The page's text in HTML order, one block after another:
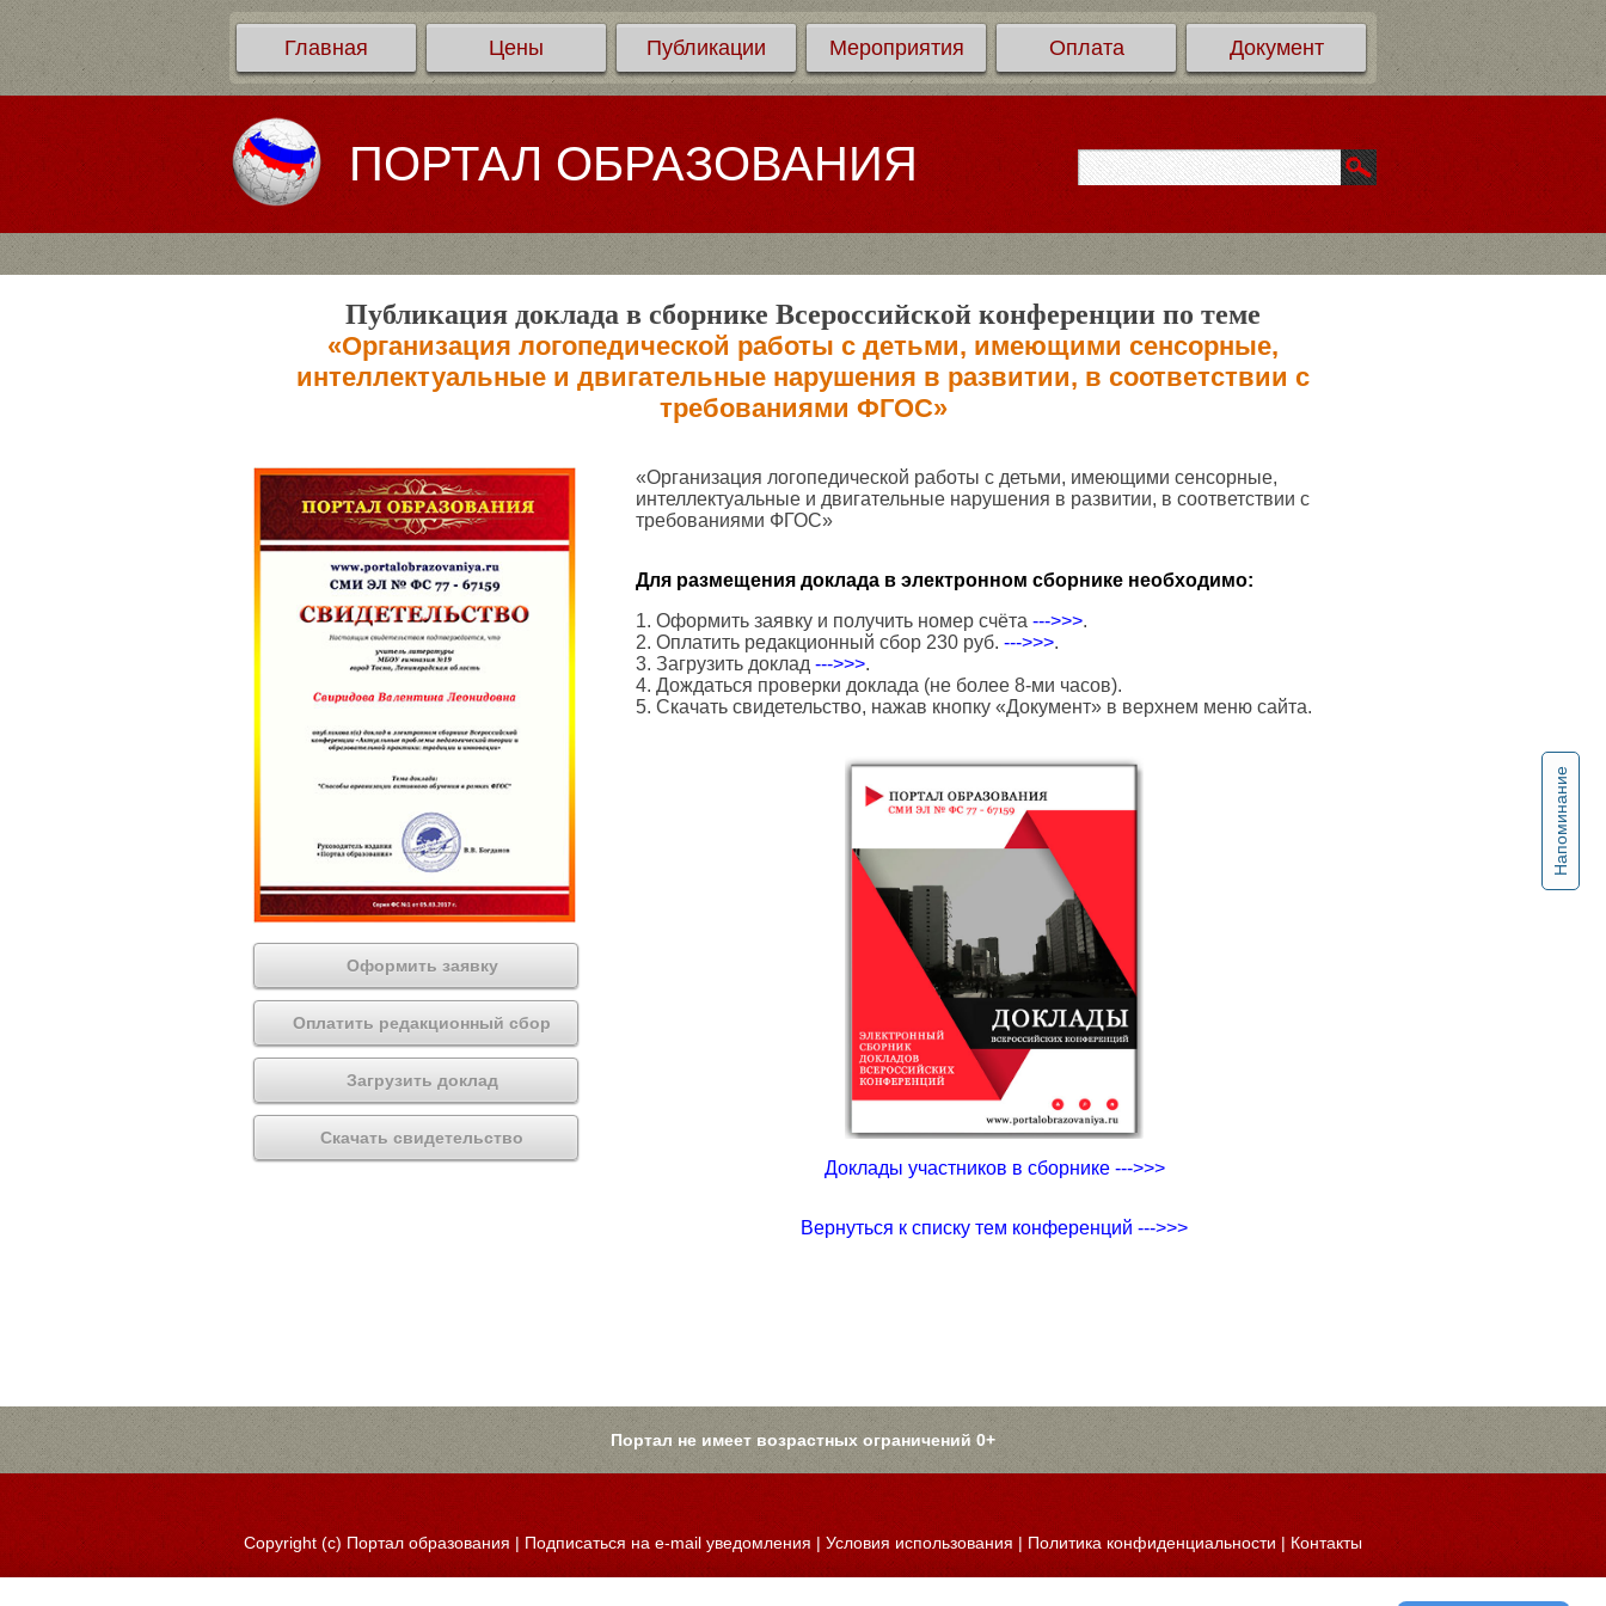
Главная Цены Публикации Мероприятия Оплата Документ
ПОРТАЛ ОБРАЗОВАНИЯ
Напоминание
Публикация доклада в сборнике Всероссийской конференции по теме
«Организация логопедической работы с детьми, имеющими сенсорные,
интеллектуальные и двигательные нарушения в развитии, в соответствии с
требованиями ФГОС»
Оформить заявку
Оплатить редакционный сбор
Загрузить доклад
Скачать свидетельство
«Организация логопедической работы с детьми, имеющими сенсорные,
интеллектуальные и двигательные нарушения в развитии, в соответствии с
требованиями ФГОС»
Для размещения доклада в электронном сборнике необходимо:
1. Оформить заявку и получить номер счёта --->>>.
2. Оплатить редакционный сбор 230 руб. --->>>.
3. Загрузить доклад --->>>.
4. Дождаться проверки доклада (не более 8-ми часов).
5. Скачать свидетельство, нажав кнопку «Документ» в верхнем меню сайта.
Доклады участников в сборнике --->>>
Вернуться к списку тем конференций --->>>
Портал не имеет возрастных ограничений 0+
Copyright (c) Портал образования | Подписаться на e-mail уведомления |Условия использования | Политика конфиденциальности| Контакты